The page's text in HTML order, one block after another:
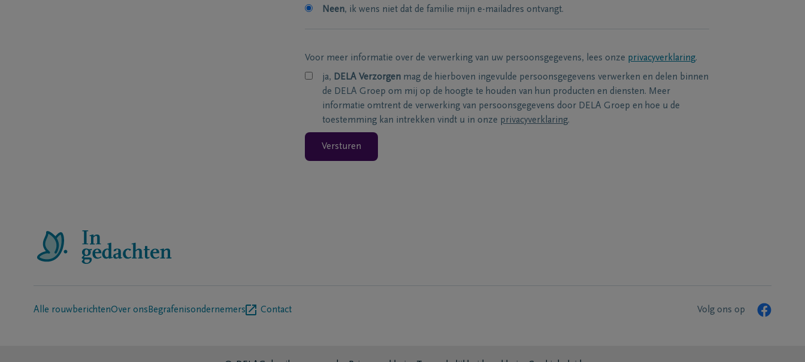
Neen, ik wens niet dat de familie mijn e-mailadres ontvangt.
Voor meer informatie over de verwerking van uw persoonsgegevens, lees onze privacyverklaring.
ja, DELA Verzorgen mag de hierboven ingevulde persoonsgegevens verwerken en delen binnen
de DELA Groep om mij op de hoogte te houden van hun producten en diensten. Meer
informatie omtrent de verwerking van persoonsgegevens door DELA Groep en hoe u de
toestemming kan intrekken vindt u in onze privacyverklaring.
Versturen
Alle rouwberichtenOver ons Begrafenisondernemers Contact Volg ons op